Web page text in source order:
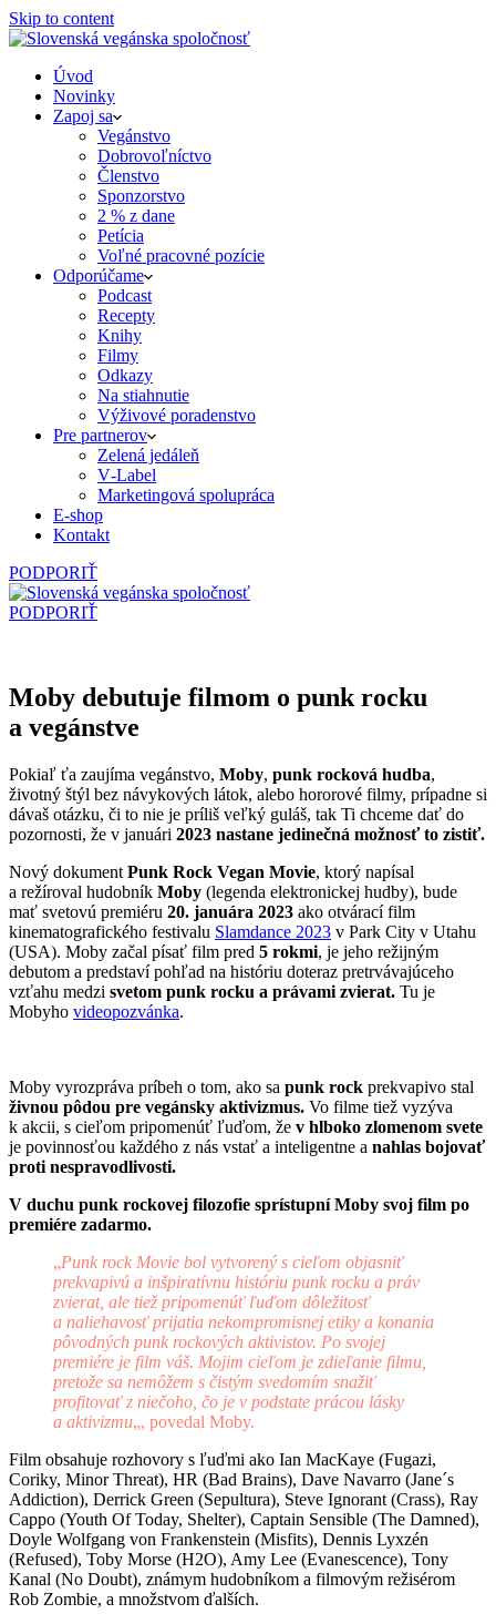
Skip to content
Úvod
Novinky
Zapoj sa
Vegánstvo
Dobrovoľníctvo
Členstvo
Sponzorstvo
2 % z dane
Petícia
Voľné pracovné pozície
Odporúčame
Podcast
Recepty
Knihy
Filmy
Odkazy
Na stiahnutie
Výživové poradenstvo
Pre partnerov
Zelená jedáleň
V‑Label
Marketingová spolupráca
E‑shop
Kontakt
PODPORIŤ
PODPORIŤ
Moby debutuje filmom o punk rocku
a vegánstve
Pokiaľ ťa zaujíma vegánstvo, Moby, punk rocková hudba,
životný štýl bez návykových látok, alebo hororové filmy, prípadne si
dávaš otázku, či to nie je príliš veľký guláš, tak Ti chceme dať do
pozornosti, že v januári 2023 nastane jedinečná možnosť to zistiť.
Nový dokument Punk Rock Vegan Movie, ktorý napísal
a režíroval hudobník Moby (legenda elektronickej hudby), bude
mať svetovú premiéru 20. januára 2023 ako otvárací film
kinematografického festivalu Slamdance 2023 v Park City v Utahu
(USA). Moby začal písať film pred 5 rokmi, je jeho režijným
debutom a predstaví pohľad na históriu doteraz pretrvávajúceho
vzťahu medzi svetom punk rocku a právami zvierat. Tu je
Mobyho videopozvánka.
Moby vyrozpráva príbeh o tom, ako sa punk rock prekvapivo stal
živnou pôdou pre vegánsky aktivizmus. Vo filme tiež vyzýva
k akcii, s cieľom pripomenúť ľuďom, že v hlboko zlomenom svete
je povinnosťou každého z nás vstať a inteligentne a nahlas bojovať
proti nespravodlivosti.
V duchu punk rockovej filozofie sprístupní Moby svoj film po
premiére zadarmo.
„Punk rock Movie bol vytvorený s cieľom objasniť
prekvapivú a inšpiratívnu históriu punk rocku a práv
zvierat, ale tiež pripomenúť ľuďom dôležitosť
a naliehavosť prijatia nekompromisnej etiky a konania
pôvodných punk rockových aktivistov. Po svojej
premiére je film váš. Mojim cieľom je zdieľanie filmu,
pretože sa nemôžem s čistým svedomím snažiť
profitovať z niečoho, čo je v podstate prácou lásky
a aktivizmu„, povedal Moby.
Film obsahuje rozhovory s ľuďmi ako Ian MacKaye (Fugazi,
Coriky, Minor Threat), HR (Bad Brains), Dave Navarro (Jane´s
Addiction), Derrick Green (Sepultura), Steve Ignorant (Crass), Ray
Cappo (Youth Of Today, Shelter), Captain Sensible (The Damned),
Doyle Wolfgang von Frankenstein (Misfits), Dennis Lyxzén
(Refused), Toby Morse (H2O), Amy Lee (Evanescence), Tony
Kanal (No Doubt), známym hudobníkom a filmovým režisérom
Rob Zombie, a množstvom ďalších.